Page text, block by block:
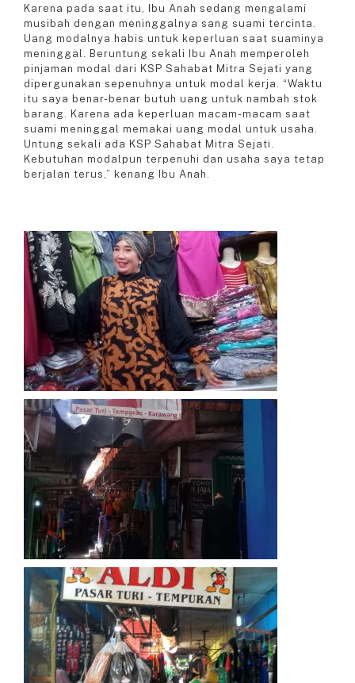
Karena pada saat itu, Ibu Anah sedang mengalami
musibah dengan meninggalnya sang suami tercinta.
Uang modalnya habis untuk keperluan saat suaminya
meninggal. Beruntung sekali Ibu Anah memperoleh
pinjaman modal dari KSP Sahabat Mitra Sejati yang
dipergunakan sepenuhnya untuk modal kerja. “Waktu
itu saya benar-benar butuh uang untuk nambah stok
barang. Karena ada keperluan macam-macam saat
suami meninggal memakai uang modal untuk usaha.
Untung sekali ada KSP Sahabat Mitra Sejati.
Kebutuhan modalpun terpenuhi dan usaha saya tetap
berjalan terus,” kenang Ibu Anah.